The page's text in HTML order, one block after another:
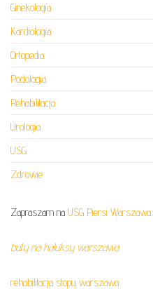
Ginekologia
Kardiologia
Ortopedia
Podologia
Rehabilitacja
Urologia
USG
Zdrowie
Zapraszam na USG Piersi Warszawa
buty na haluksy warszawa
rehabilitacja stopy warszawa